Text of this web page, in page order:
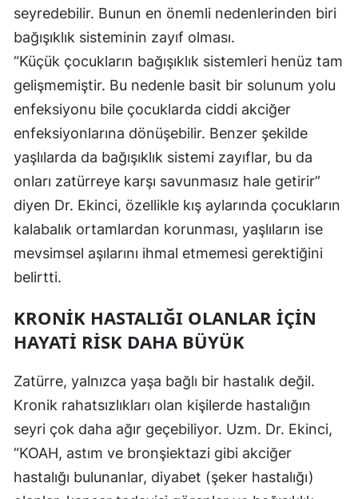
Nevşehir
Ordu
Rize
Sakarya
Samsun
Siirt
Sinop
Sivas
Tunceli
Şanlıurfa
Uşak
Van
seyredebilir. Bunun en önemli nedenlerinden biri
bağışıklık sisteminin zayıf olması.
“Küçük çocukların bağışıklık sistemleri henüz tam
gelişmemiştir. Bu nedenle basit bir solunum yolu
enfeksiyonu bile çocuklarda ciddi akciğer
enfeksiyonlarına dönüşebilir. Benzer şekilde
yaşlılarda da bağışıklık sistemi zayıflar, bu da
onları zatürreye karşı savunmasız hale getirir”
diyen Dr. Ekinci, özellikle kış aylarında çocukların
kalabalık ortamlardan korunması, yaşlıların ise
mevsimsel aşılarını ihmal etmemesi gerektiğini
belirtti.
KRONIK HASTALIĞI OLANLAR İÇIN
HAYATI RISK DAHA BÜYÜK
Zatürre, yalnızca yaşa bağlı bir hastalık değil.
Kronik rahatsızlıkları olan kişilerde hastalığın
seyri çok daha ağır geçebiliyor. Uzm. Dr. Ekinci,
“KOAH, astım ve bronşiektazi gibi akciğer
hastalığı bulunanlar, diyabet (şeker hastalığı)